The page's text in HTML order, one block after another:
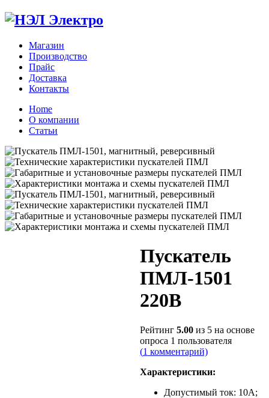
Магазин
Производство
Прайс
Доставка
Контакты
Home
О компании
Статьи
Zoom
Пускатель
ПМЛ-1501
220В
Рейтинг 5.00из 5 на основе
опроса 1 пользователя
(1 комментарий)
Характеристики:
Допустимый ток: 10А;